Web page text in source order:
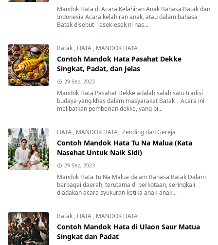
Mandok Hata di Acara Kelahiran Anak Bahasa Batak dan
Indonesia Acara kelahiran anak, atau dalam bahasa
Batak disebut " esek-esek ni nas...
Batak , HATA , MANDOK HATA
Contoh Mandok Hata Pasahat Dekke
Singkat, Padat, dan Jelas
29 Sep, 2023
Mandok Hata Pasahat Dekke adalah salah satu tradisi
budaya yang khas dalam masyarakat Batak . Acara ini
melibatkan pemberian dekke, yang bi...
HATA , MANDOK HATA ,Zending dan Gereja
Contoh Mandok Hata Tu Na Malua (Kata
Nasehat Untuk Naik Sidi)
29 Sep, 2023
Mandok Hata Tu Na Malua dalam Bahasa Batak Dalam
berbagai daerah, terutama di perkotaan, seringkali
diadakan acara syukuran ketika anak-anak...
Batak , HATA , MANDOK HATA
Contoh Mandok Hata di Ulaon Saur Matua
Singkat dan Padat